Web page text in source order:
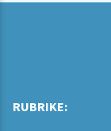
RUBRIKE: